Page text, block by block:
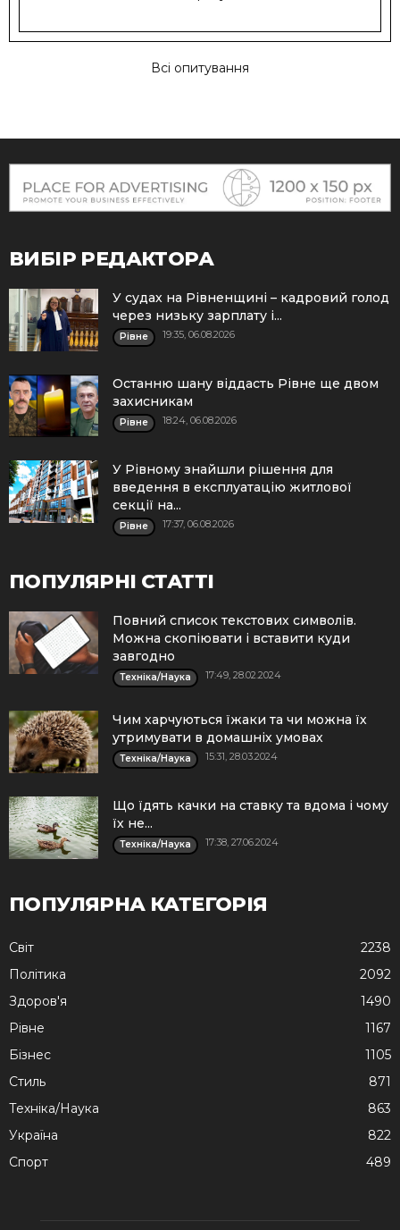
Всі опитування
ВИБІР РЕДАКТОРА
У судах на Рівненщині – кадровий голод
через низьку зарплату і...
Рівне 19:35, 06.08.2026
Останню шану віддасть Рівне ще двом
захисникам
Рівне 18:24, 06.08.2026
У Рівному знайшли рішення для
введення в експлуатацію житлової
секції на...
Рівне 17:37, 06.08.2026
ПОПУЛЯРНІ СТАТТІ
Повний список текстових символів.
Можна скопіювати і вставити куди
завгодно
Техніка/Наука 17:49, 28.02.2024
Чим харчуються їжаки та чи можна їх
утримувати в домашніх умовах
Техніка/Наука 15:31, 28.03.2024
Що їдять качки на ставку та вдома і чому
їх не...
Техніка/Наука 17:38, 27.06.2024
ПОПУЛЯРНА КАТЕГОРІЯ
Cвіт
2238
Політика
2092
Здоров'я
1490
Рівне
1167
Бізнес
1105
Стиль
871
Техніка/Наука
863
Україна
822
Спорт
489